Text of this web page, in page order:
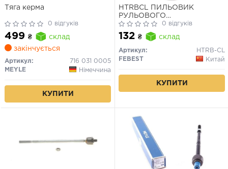
Тяга керма
0 відгуків
499 ₴
склад
закінчується
Артикул:
716 031 0005
MEYLE
Німеччина
КУПИТИ
HTRBCL ПИЛЬОВИК
РУЛЬОВОГО
НАКОНЕЧНИКА FEBEST
0 відгуків
132 ₴ склад
Артикул:
HTRB-CL
FEBEST
Китай
КУПИТИ